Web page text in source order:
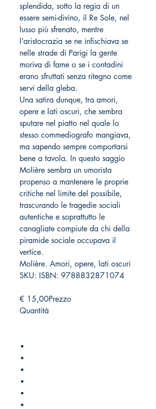
splendida, sotto la regia di un
essere semi-divino, il Re Sole, nel
lusso più sfrenato, mentre
l’aristocrazia se ne infischiava se
nelle strade di Parigi la gente
moriva di fame o se i contadini
erano sfruttati senza ritegno come
servi della gleba.
Una satira dunque, tra amori,
opere e lati oscuri, che sembra
sputare nel piatto nel quale lo
stesso commediografo mangiava,
ma sapendo sempre comportarsi
bene a tavola. In questo saggio
Molière sembra un umorista
propenso a mantenere le proprie
critiche nel limite del possibile,
trascurando le tragedie sociali
autentiche e soprattutto le
canagliate compiute da chi della
piramide sociale occupava il
vertice.
Molière. Amori, opere, lati oscuri
SKU: ISBN: 9788832871074
€ 15,00Prezzo
Quantità